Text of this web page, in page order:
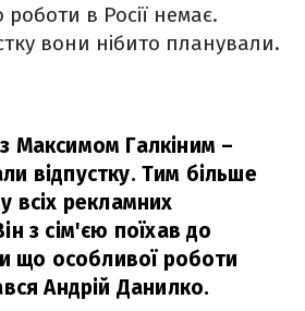
в Росії немає.
вони нібито планували.
Максимом Галкіним –
відпустку. Тим більше
всіх рекламних
з сім'єю поїхав до
що особливої роботи
Андрій Данилко.